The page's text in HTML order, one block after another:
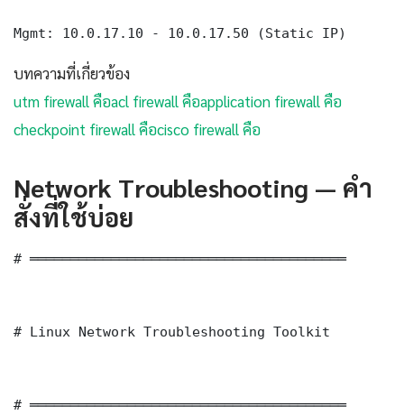
Mgmt: 10.0.17.10 - 10.0.17.50 (Static IP)
บทความที่เกี่ยวข้อง
utm firewall คือacl firewall คือapplication firewall คือ
checkpoint firewall คือcisco firewall คือ
Network Troubleshooting — คำ
สั่งที่ใช้บ่อย
# ═══════════════════════════════════════
# Linux Network Troubleshooting Toolkit
# ═══════════════════════════════════════